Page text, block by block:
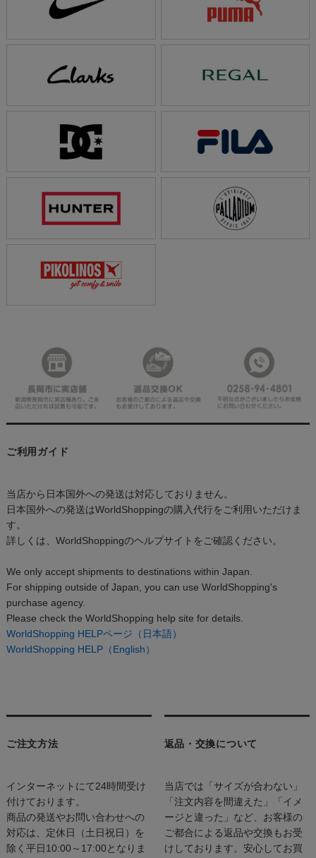
ご利用ガイド
当店から日本国外への発送は対応しておりません。
日本国外への発送はWorldShoppingの購入代行をご利用いただけま
す。
詳しくは、WorldShoppingのヘルプサイトをご確認ください。
We only accept shipments to destinations within Japan.
For shipping outside of Japan, you can use WorldShopping's
purchase agency.
Please check the WorldShopping help site for details.
WorldShopping HELPページ（日本語）
WorldShopping HELP（English）
ご注文方法
インターネットにて24時間受け
付けております。
商品の発送やお問い合わせへの
対応は、定休日（土日祝日）を
除く平日10:00～17:00となりま
返品・交換について
当店では「サイズが合わない」
「注文内容を間違えた」「イメ
ージと違った」など、お客様の
ご都合による返品や交換もお受
けしております。安心してお買